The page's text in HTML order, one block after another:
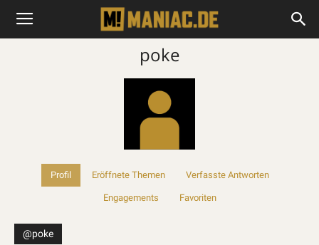
poke
Profil Eröffnete Themen Verfasste Antworten
Engagements Favoriten
@poke